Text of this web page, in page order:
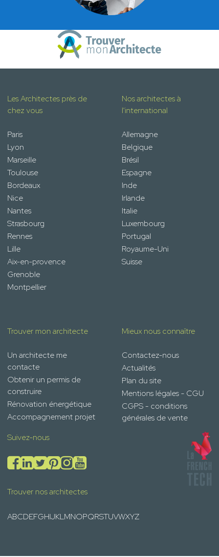
Les Architectes près de
chez vous
Paris
Lyon
Marseille
Toulouse
Bordeaux
Nice
Nantes
Strasbourg
Rennes
Lille
Aix-en-provence
Grenoble
Montpellier
Nos architectes à
l'international
Allemagne
Belgique
Brésil
Espagne
Inde
Irlande
Italie
Luxembourg
Portugal
Royaume-Uni
Suisse
Trouver mon architecte
Un architecte me
contacte
Obtenir un permis de
construire
Rénovation énergétique
Accompagnement projet
Mieux nous connaître
Contactez-nous
Actualités
Plan du site
Mentions légales - CGU
CGPS - conditions
générales de vente
Suivez-nous
Trouver nos architectes
ABCDEFGHIJKLMNOPQRSTUVWXYZ